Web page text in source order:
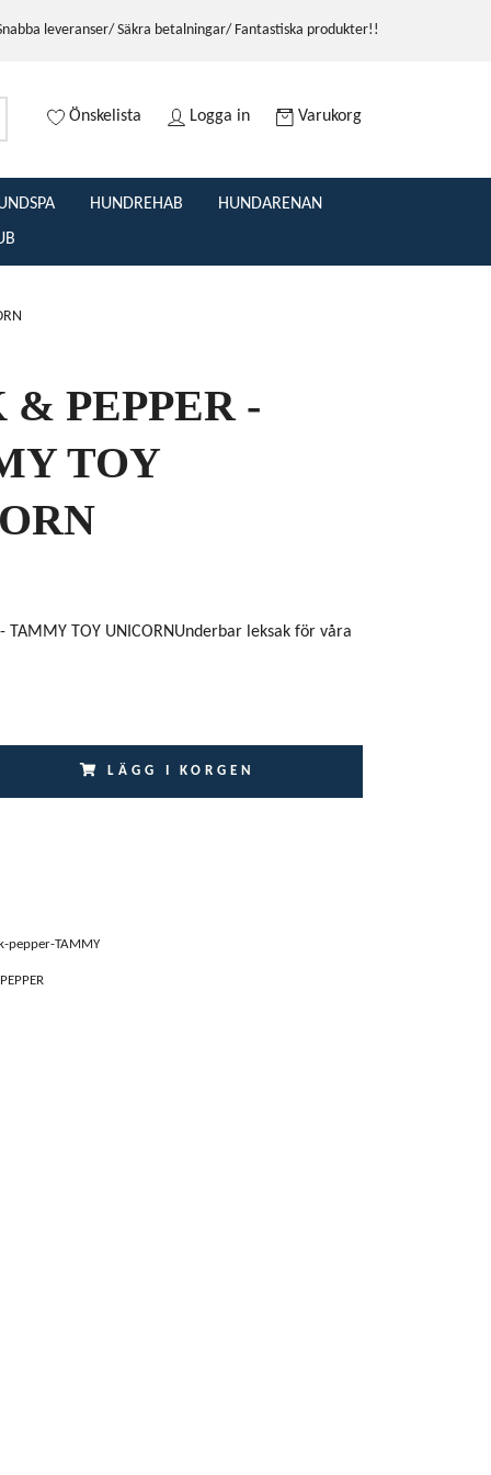
leveranser/ Säkra betalningar/ Fantastiska produkter!!
Önskelista Logga in Varukorg
HUNDREHAB
HUNDARENAN
PEPPER -
TOY
- TAMMY TOY UNICORNUnderbar leksak för våra
LÄGG I KORGEN
pepper-TAMMY